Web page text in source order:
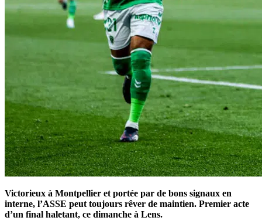
Victorieux à Montpellier et portée par de bons signaux en
interne, l’ASSE peut toujours rêver de maintien. Premier acte
d’un final haletant, ce dimanche à Lens.